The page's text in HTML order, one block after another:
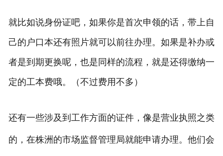
就比如说身份证吧，如果你是首次申领的话，带上自
己的户口本还有照片就可以前往办理。如果是补办或
者是到期更换呢，也是同样的流程，就是还得缴纳一
定的工本费哦。（不过费用不多）
还有一些涉及到工作方面的证件，像是营业执照之类
的，在株洲的市场监督管理局就能申请办理。他们会